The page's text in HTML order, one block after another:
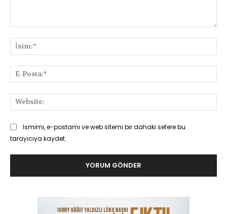
Ismimi, e-postamı ve web sitemi bir dahaki sefere bu
tarayıcıya kaydet.